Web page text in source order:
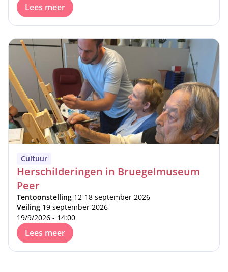
Lees meer
Cultuur
Herschilderingen in Bruegelmuseum
Peer
Tentoonstelling 12-18 september 2026
Veiling 19 september 2026
19/9/2026 - 14:00
Lees meer